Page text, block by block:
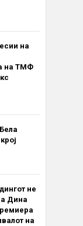
на
на ТМФ
не
Дина
на